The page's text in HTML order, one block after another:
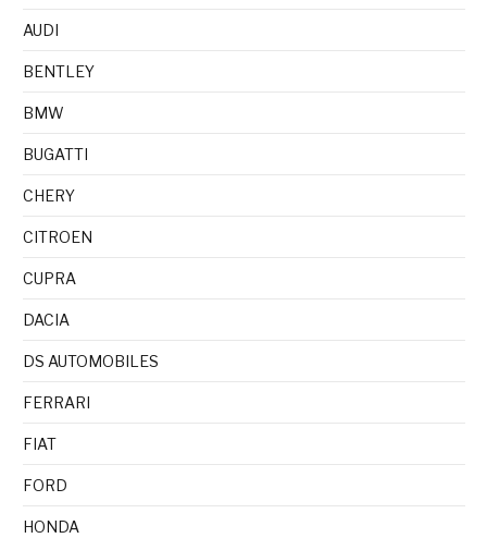
AUDI
BENTLEY
BMW
BUGATTI
CHERY
CITROEN
CUPRA
DACIA
DS AUTOMOBILES
FERRARI
FIAT
FORD
HONDA